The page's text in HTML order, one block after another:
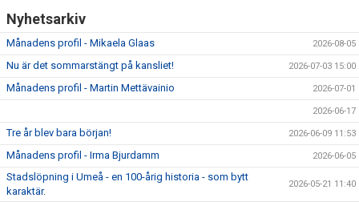
Nyhetsarkiv
Månadens profil - Mikaela Glaas 2026-08-05
Nu är det sommarstängt på kansliet! 2026-07-03 15:00
Månadens profil - Martin Mettävainio 2026-07-01
2026-06-17
Tre år blev bara början! 2026-06-09 11:53
Månadens profil - Irma Bjurdamm 2026-06-05
Stadslöpning i Umeå - en 100-årig historia - som bytt
karaktär.
2026-05-21 11:40